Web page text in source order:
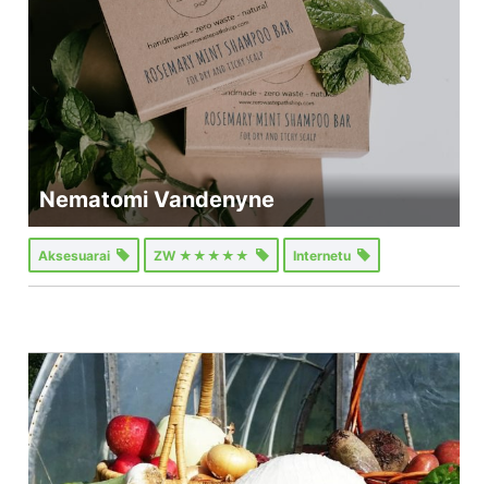
Nematomi Vandenyne
Aksesuarai ZW ★★★★★ Internetu